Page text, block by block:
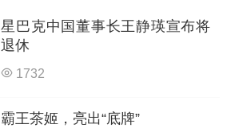
星巴克中国董事长王静瑛宣布将
退休
1732
霸王茶姬，亮出“底牌”